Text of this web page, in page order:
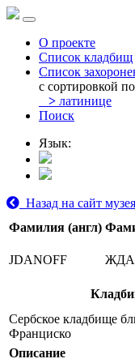
О проекте
Список кладбищ
Список
с сортировкой
> латинице
Поиск
Язык:
Назад на сайт музея
Фамилия (англ)
JDANOFF
Сербское кладбище
Франциско
Описание